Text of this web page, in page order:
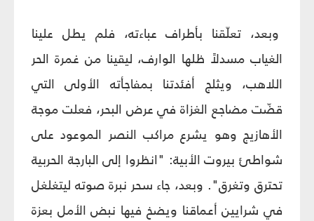
وبعد، تعلّقنا بأطراف عباءته، فلم يطل علينا
الغياب مسدلاً ظلها الوارف، ليقينا من غمرة الحر
اللاهب، ويثلج أفئدتنا بمفاجأته الأولى التي
قضّت مضاجع الغزاة في عرض البحر، فعلت موجة
الأهازيج وهو يشرع مراكب النصر الموعود على
شواطئ بيروت الأبية: "انظروا إلى البارجة الحربية
تحترق وتغرق". وبعد، جاء سحر نبرة صوته ليتغلغل
في شرايين أعماقنا ويضخ فيها نبض الأمل بعزة